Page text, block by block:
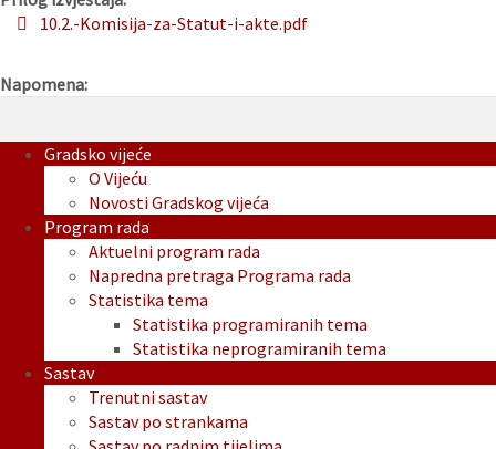
10.2.-Komisija-za-Statut-i-akte.pdf
Napomena:
Gradsko vijeće
O Vijeću
Novosti Gradskog vijeća
Program rada
Aktuelni program rada
Napredna pretraga Programa rada
Statistika tema
Statistika programiranih tema
Statistika neprogramiranih tema
Sastav
Trenutni sastav
Sastav po strankama